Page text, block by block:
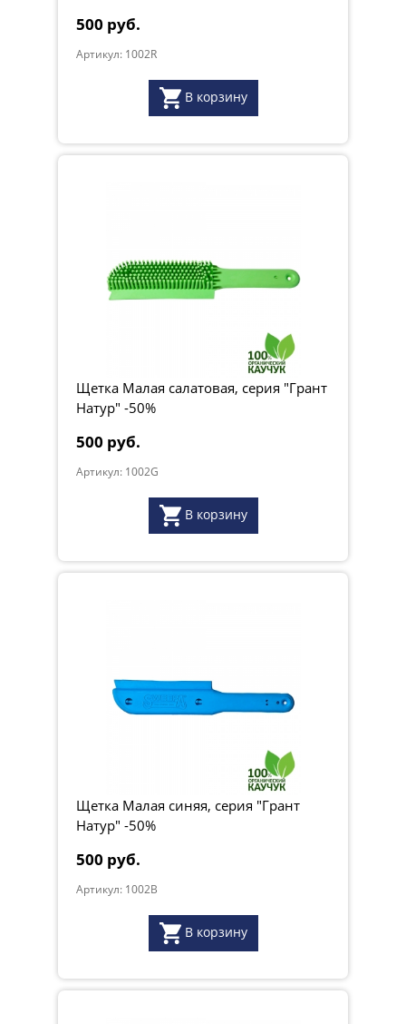
500 руб.
Артикул: 1002R
В корзину
Щетка Малая салатовая, серия "Грант
Натур" -50%
500 руб.
Артикул: 1002G
В корзину
Щетка Малая синяя, серия "Грант
Натур" -50%
500 руб.
Артикул: 1002B
В корзину